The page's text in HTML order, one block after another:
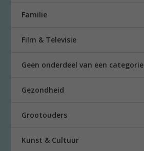
Familie
Film & Televisie
Geen onderdeel van een categorie
Gezondheid
Grootouders
Kunst & Cultuur